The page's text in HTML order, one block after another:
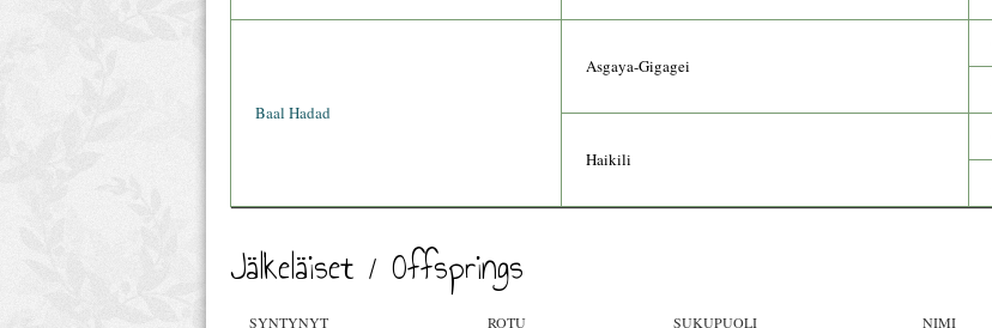
Baal Hadad
Asgaya-Gigagei
Haikili
Jälkeläiset / Offsprings
SYNTYNYT ROTU SUKUPUOLI NIMI